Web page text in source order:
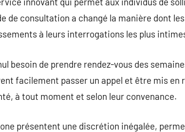
de consultation a changé la manière dont
à leurs interrogations les plus
besoin de prendre rendez-vous des
facilement passer un appel et être mis
à tout moment et selon leur convenance.
présentent une discrétion inégalée,